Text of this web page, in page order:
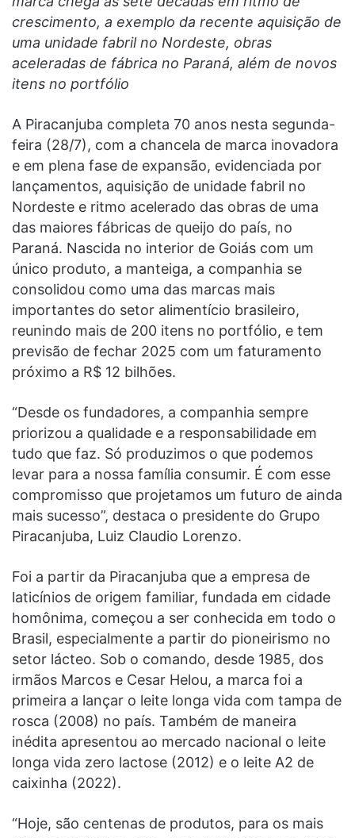
crescimento, a exemplo da recente aquisição de
uma unidade fabril no Nordeste, obras
aceleradas de fábrica no Paraná, além de novos
itens no portfólio
A Piracanjuba completa 70 anos nesta segunda-
feira (28/7), com a chancela de marca inovadora
e em plena fase de expansão, evidenciada por
lançamentos, aquisição de unidade fabril no
Nordeste e ritmo acelerado das obras de uma
das maiores fábricas de queijo do país, no
Paraná. Nascida no interior de Goiás com um
único produto, a manteiga, a companhia se
consolidou como uma das marcas mais
importantes do setor alimentício brasileiro,
reunindo mais de 200 itens no portfólio, e tem
previsão de fechar 2025 com um faturamento
próximo a R$ 12 bilhões.
“Desde os fundadores, a companhia sempre
priorizou a qualidade e a responsabilidade em
tudo que faz. Só produzimos o que podemos
levar para a nossa família consumir. É com esse
compromisso que projetamos um futuro de ainda
mais sucesso”, destaca o presidente do Grupo
Piracanjuba, Luiz Claudio Lorenzo.
Foi a partir da Piracanjuba que a empresa de
laticínios de origem familiar, fundada em cidade
homônima, começou a ser conhecida em todo o
Brasil, especialmente a partir do pioneirismo no
setor lácteo. Sob o comando, desde 1985, dos
irmãos Marcos e Cesar Helou, a marca foi a
primeira a lançar o leite longa vida com tampa de
rosca (2008) no país. Também de maneira
inédita apresentou ao mercado nacional o leite
longa vida zero lactose (2012) e o leite A2 de
caixinha (2022).
“Hoje, são centenas de produtos, para os mais